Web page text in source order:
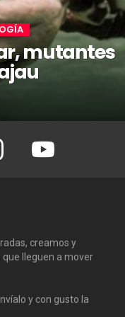
mutantes
Youtube
creamos y
lleguen a mover
y con gusto la